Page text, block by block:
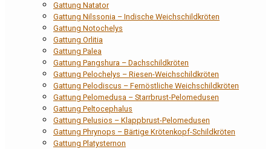
Gattung Natator
Gattung Nilssonia – Indische Weichschildkröten
Gattung Notochelys
Gattung Orlitia
Gattung Palea
Gattung Pangshura – Dachschildkröten
Gattung Pelochelys – Riesen-Weichschildkröten
Gattung Pelodiscus – Fernöstliche Weichschildkröten
Gattung Pelomedusa – Starrbrust-Pelomedusen
Gattung Peltocephalus
Gattung Pelusios – Klappbrust-Pelomedusen
Gattung Phrynops – Bärtige Krötenkopf-Schildkröten
Gattung Platysternon